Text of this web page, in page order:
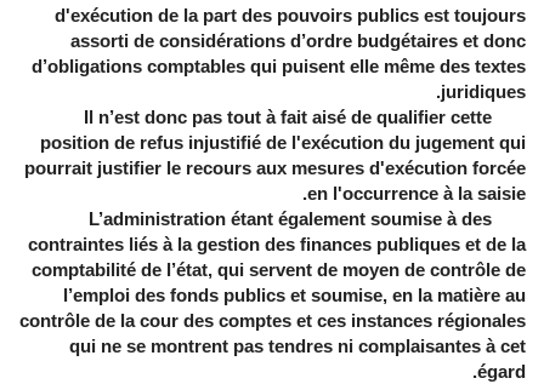
d'exécution de la part des pouvoirs publics est toujours
assorti de considérations d’ordre budgétaires et donc
d’obligations comptables qui puisent elle même des textes
juridiques.
Il n’est donc pas tout à fait aisé de qualifier cette
position de refus injustifié de l'exécution du jugement qui
pourrait justifier le recours aux mesures d'exécution forcée
en l'occurrence à la saisie.
L’administration étant également soumise à des
contraintes liés à la gestion des finances publiques et de la
comptabilité de l’état, qui servent de moyen de contrôle de
l’emploi des fonds publics et soumise, en la matière au
contrôle de la cour des comptes et ces instances régionales
qui ne se montrent pas tendres ni complaisantes à cet
égard.